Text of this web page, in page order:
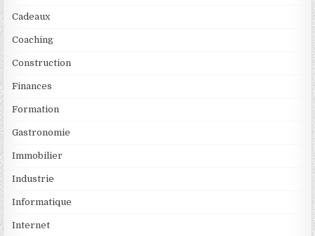
Cadeaux
Coaching
Construction
Finances
Formation
Gastronomie
Immobilier
Industrie
Informatique
Internet